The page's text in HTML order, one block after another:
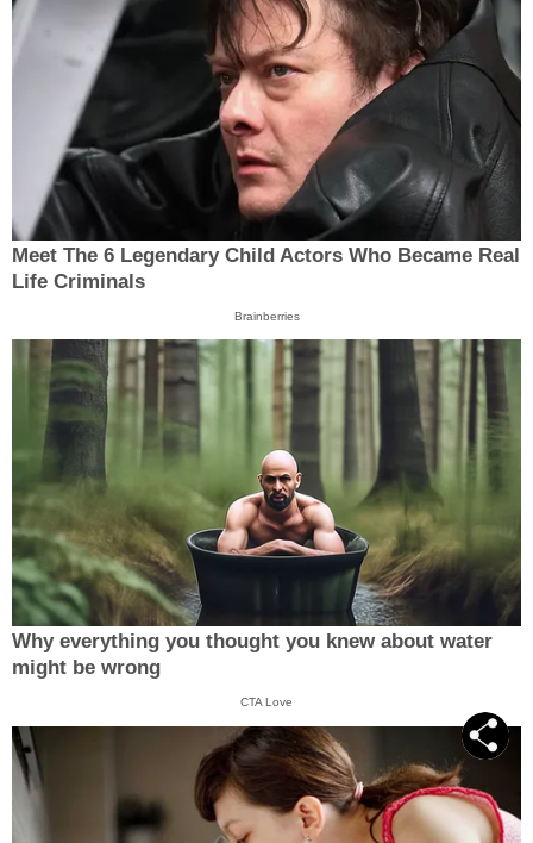
Meet The 6 Legendary Child Actors Who Became Real
Life Criminals
Brainberries
Why everything you thought you knew about water
might be wrong
CTA Love